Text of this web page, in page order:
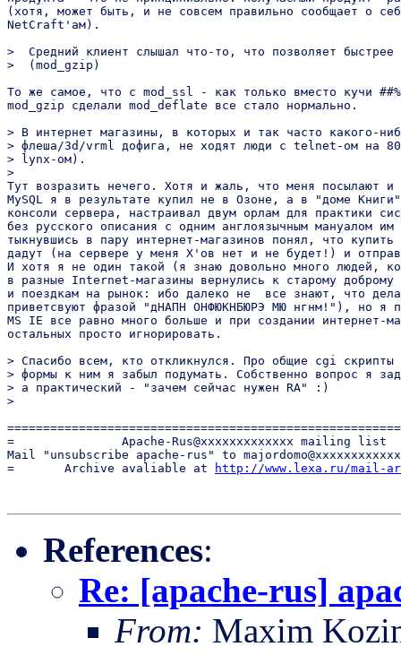
(хотя, может быть, и не совсем правильно сообщает о
NetCraft'ам).
>  Средний клиент слышал что-то, что позволяет быстрее
>  (mod_gzip)
То же самое, что с mod_ssl - как только вместо кучи
mod_gzip сделали mod_deflate все стало нормально.
> В интернет магазины, в которых и так часто какого-
> флеша/3d/vrml дофига, не ходят люди с telnet-ом на
> lynx-ом).
>
Тут возразить нечего. Хотя и жаль, что меня посылают и
MySQL я в результате купил не в Озоне, а в "доме
консоли сервера, настраивал двум орлам для практики
без русского описания с одним англоязычным мануалом
тыкнувшись в пару интернет-магазинов понял, что
дадут (на сервере у меня X'ов нет и не будет!) и
И хотя я не один такой (я знаю довольно много людей,
в разные Internet-магазины вернулись к старому доброму
и поездкам на рынок: ибо далеко не  все знают, что
приветсвуют фразой "дНАПН ОНФЮКНБЮРЭ МЮ нгнм!"), но я
MS IE все равно много больше и при создании интернет-
остальных просто игнорировать.
> Спасибо всем, кто откликнулся. Про общие cgi скрипты
> формы к ним я забыл подумать. Собственно вопрос я
> а практический - "зачем сейчас нужен RA" :)
>
=               Apache-Rus@xxxxxxxxxxxxx
Mail "unsubscribe apache-rus" to
=       Archive avaliable at
http://www.lexa.ru/mail-
References:
Re: [apache-rus]
From: Maxim